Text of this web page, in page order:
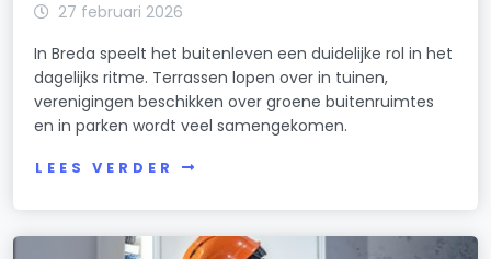
27 februari 2026
In Breda speelt het buitenleven een duidelijke rol in het
dagelijks ritme. Terrassen lopen over in tuinen,
verenigingen beschikken over groene buitenruimtes
en in parken wordt veel samengekomen.
LEES VERDER